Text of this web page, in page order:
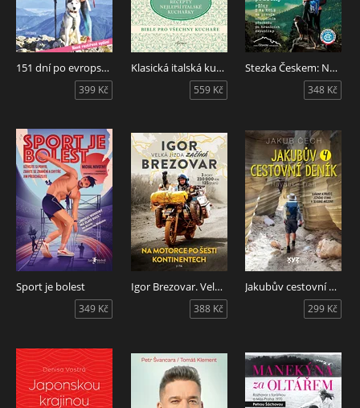
151 dní po evropských stezkách
399 Kč
Klasická italská kuchyně
559 Kč
Stezka Českem: Nové příběhy
348 Kč
Sport je bolest
349 Kč
Igor Brezovar. Velká jízda začíná
388 Kč
Jakubův cestovní deník 4.
299 Kč